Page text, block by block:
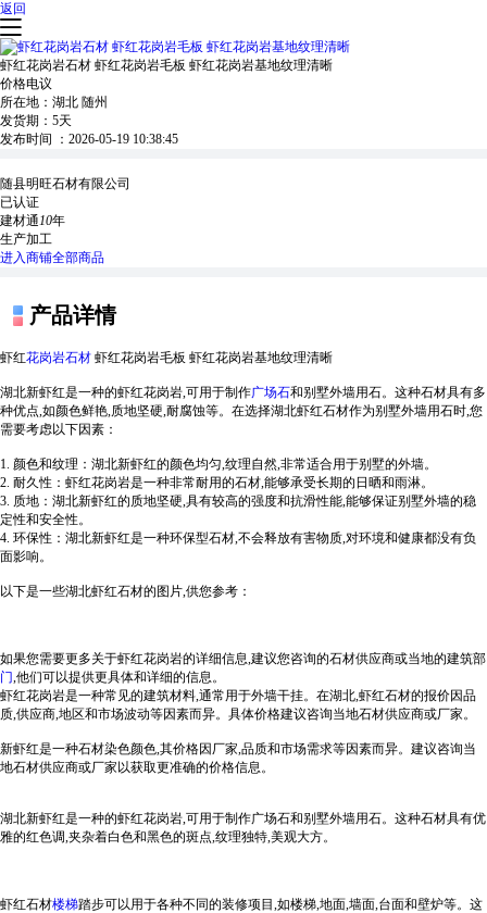
返回
虾红花岗岩石材 虾红花岗岩毛板 虾红花岗岩基地纹理清晰
价格电议
所在地： 湖北 随州
发货期： 5天
发布时间 ： 2026-05-19 10:38:45
随县明旺石材有限公司
已认证
建材通10年
生产加工
进入商铺全部商品
产品详情
虾红花岗岩石材 虾红花岗岩毛板 虾红花岗岩基地纹理清晰
湖北新虾红是一种的虾红花岗岩,可用于制作广场石和别墅外墙用石。这种石材具有多
种优点,如颜色鲜艳,质地坚硬,耐腐蚀等。在选择湖北虾红石材作为别墅外墙用石时,您
需要考虑以下因素：
1. 颜色和纹理：湖北新虾红的颜色均匀,纹理自然,非常适合用于别墅的外墙。
2. 耐久性：虾红花岗岩是一种非常耐用的石材,能够承受长期的日晒和雨淋。
3. 质地：湖北新虾红的质地坚硬,具有较高的强度和抗滑性能,能够保证别墅外墙的稳
定性和安全性。
4. 环保性：湖北新虾红是一种环保型石材,不会释放有害物质,对环境和健康都没有负
面影响。
以下是一些湖北虾红石材的图片,供您参考：
如果您需要更多关于虾红花岗岩的详细信息,建议您咨询的石材供应商或当地的建筑部
门 ,他们可以提供更具体和详细的信息。
虾红花岗岩是一种常见的建筑材料,通常用于外墙干挂。在湖北,虾红石材的报价因品
质,供应商,地区和市场波动等因素而异。具体价格建议咨询当地石材供应商或厂家。
新虾红是一种石材染色颜色,其价格因厂家,品质和市场需求等因素而异。建议咨询当
地石材供应商或厂家以获取更准确的价格信息。
湖北新虾红是一种的虾红花岗岩,可用于制作广场石和别墅外墙用石。这种石材具有优
雅的红色调,夹杂着白色和黑色的斑点,纹理独特,美观大方。
虾红石材楼梯踏步可以用于各种不同的装修项目,如楼梯,地面,墙面,台面和壁炉等。这